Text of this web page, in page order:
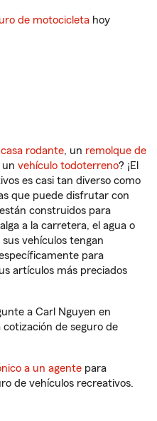
de motocicleta hoy
casa rodante, un remolque de
un vehículo todoterreno? ¡El
es casi tan diverso como
que puede disfrutar con
construidos para
a la carretera, el agua o
sus vehículos tengan
para
artículos más preciados
a Carl Nguyen en
de seguro de
a un agente para
de vehículos recreativos.